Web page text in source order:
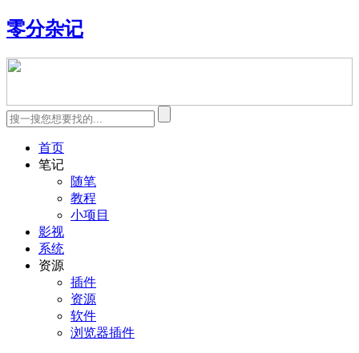
零分杂记
首页
笔记
随笔
教程
小项目
影视
系统
资源
插件
资源
软件
浏览器插件